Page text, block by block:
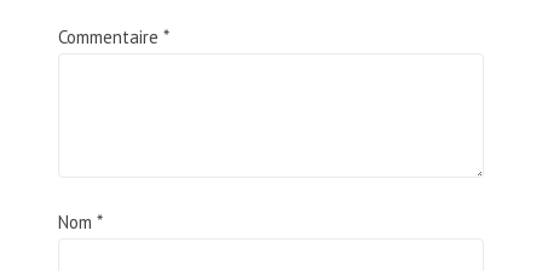
Commentaire *
Nom *